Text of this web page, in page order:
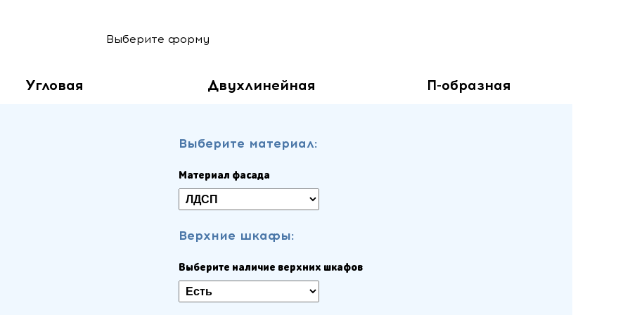
Выберите форму
Угловая Двухлинейная П-образная
Выберите материал:
Материал фасада
Верхние шкафы:
Выберите наличие верхних шкафов